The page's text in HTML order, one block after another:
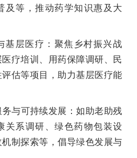
及等，推动药学知识惠及大
基层医疗：聚焦乡村振兴战
疗培训、用药保障调研、民
估等项目，助力基层医疗能
与可持续发展：如助老助残
关系调研、绿色药物包装设
制探索等，倡导绿色发展与